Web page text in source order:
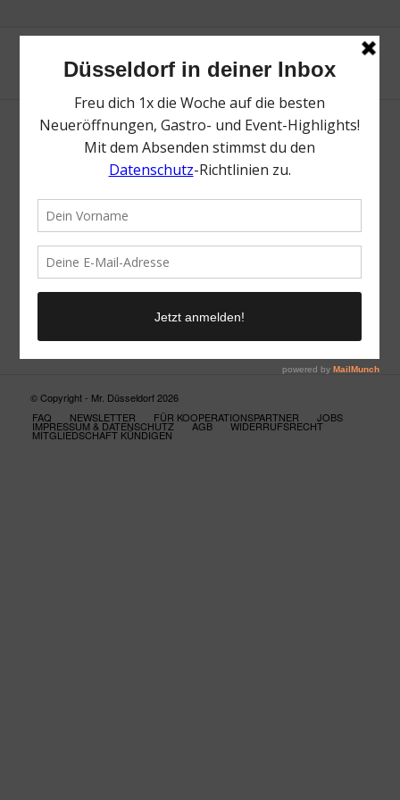
Neue Suche
Suchergebnis nicht zufriedenstellend? Versuche es mal mit
einem Wortteil oder einer anderen Schreibweise.
© Copyright - Mr. Düsseldorf 2026
FAQ
NEWSLETTER FÜR KOOPERATIONSPARTNER JOBS
IMPRESSUM & DATENSCHUTZ AGB WIDERRUFSRECHT
MITGLIEDSCHAFT KÜNDIGEN